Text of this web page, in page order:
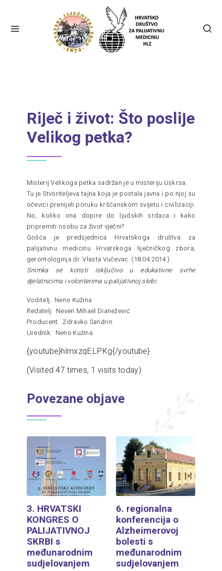
Riječ i život: Što poslije
Velikog petka?
Misterij Velikoga petka sadržan je u misteriju Uskrsa.
Tu je Stvoriteljeva tajna koja je postala javna i po njoj su
očevici prenijeli poruku kršćanskom svijetu i civilizaciji.
No, koliko ona dopire do ljudskih srdaca i kako
pripremiti osobu za život vječni?
Gošća je predsjednica Hrvatskoga društva za
palijativnu medicinu Hrvatskoga liječničkog zbora,
gerontologinja dr. Vlasta Vučevac. (18.04.2014.)
Snimka se koristi isključivo u edukativne svrhe
djelatnicima i volonterima u palijativnoj skrbi.
Voditelj: Neno Kužina
Redatelj: Neven Mihael Dianežević
Producent: Zdravko Sandrin
Urednik: Neno Kužina
{youtube}hlmxzqELPKg{/youtube}
(Visited 47 times, 1 visits today)
Povezane objave
3. HRVATSKI
KONGRES O
PALIJATIVNOJ
SKRBI s
međunarodnim
sudjelovanjem
6. regionalna
konferencija o
Alzheimerovoj
bolesti s
međunarodnim
sudjelovanjem